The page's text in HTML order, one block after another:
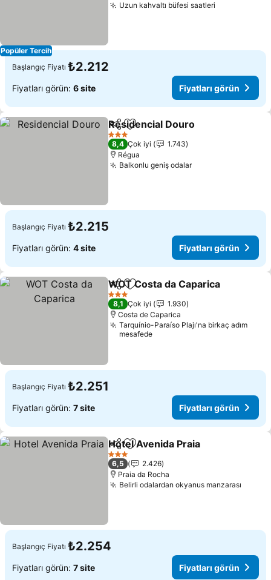
Popüler Tercih
Uzun kahvaltı büfesi saatleri
Başlangıç Fiyatı ₺2.212
Fiyatları görün: 6 site Fiyatları görün
PaylaşFavorilerime ekle
Residencial Douro
3 Yıldız
8,4 Çok iyi
1.743
Régua
Balkonlu geniş odalarFiyatları görün
Başlangıç Fiyatı ₺2.215
Fiyatları görün: 4 site Fiyatları görün
PaylaşFavorilerime ekle
WOT Costa da Caparica
3 Yıldız
8,1 Çok iyi
1.930
Costa de Caparica
Tarquínio-Paraíso Plajı'na birkaç adım
mesafede
Başlangıç Fiyatı ₺2.251
Fiyatları görün: 7 site Fiyatları görün
PaylaşFavorilerime ekle
Hotel Avenida Praia
3 Yıldız
6,5
2.426
Praia da Rocha
Belirli odalardan okyanus manzarası
Başlangıç Fiyatı ₺2.254
Fiyatları görün: 7 site Fiyatları görün